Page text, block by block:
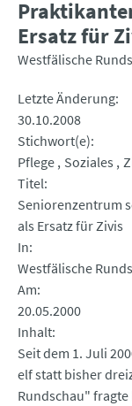
Ersatz für
Westfälische
Letzte Änderung
30.10.2008
Stichwort(e)
Pflege Soziales
Titel
Seniorenzentrum
als Ersatz für Zivis
In
Westfälische
Am
20.05.2000
Inhalt
Seit dem 1. Juli
elf statt bisher
Rundschau"